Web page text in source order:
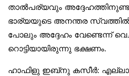
താല്‍പര്യവും
ഭാര്യയുടെ അനന്തര സ്വത്തില്‍
പോലും അദ്ദേഹം വേണ്ടെന്ന്
റൊട്ടിയായിരുന്നു ഭക്ഷണം.
ഹാഫിളു ഇബ്‌നു കസീര്‍: എല്ലാ